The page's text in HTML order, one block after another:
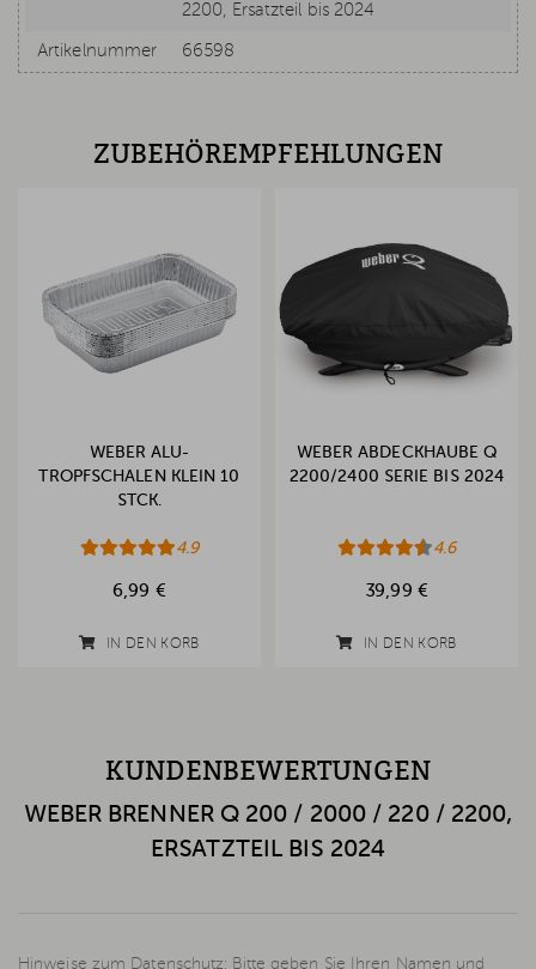
2200, Ersatzteil bis 2024
Artikelnummer 66598
ZUBEHÖREMPFEHLUNGEN
WEBER ALU-
TROPFSCHALEN KLEIN 10
STCK.
4.9
6,99 €
IN DEN KORB
WEBER ABDECKHAUBE Q
2200/2400 SERIE BIS 2024
4.6
39,99 €
IN DEN KORB
KUNDENBEWERTUNGEN
WEBER BRENNER Q 200 / 2000 / 220 / 2200,
ERSATZTEIL BIS 2024
Hinweise zum Datenschutz: Bitte geben Sie Ihren Namen und